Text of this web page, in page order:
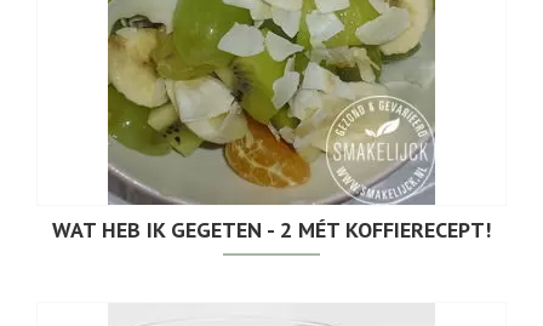
WAT HEB IK GEGETEN - 2 MÉT KOFFIERECEPT!